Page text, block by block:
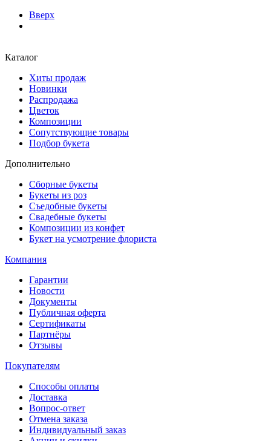
Вверх
Каталог
Хиты продаж
Новинки
Распродажа
Цветок
Композиции
Сопутствующие товары
Подбор букета
Дополнительно
Сборные букеты
Букеты из роз
Съедобные букеты
Свадебные букеты
Композиции из конфет
Букет на усмотрение флориста
Компания
Гарантии
Новости
Документы
Публичная оферта
Сертификаты
Партнёры
Отзывы
Покупателям
Способы оплаты
Доставка
Вопрос-ответ
Отмена заказа
Индивидуальный заказ